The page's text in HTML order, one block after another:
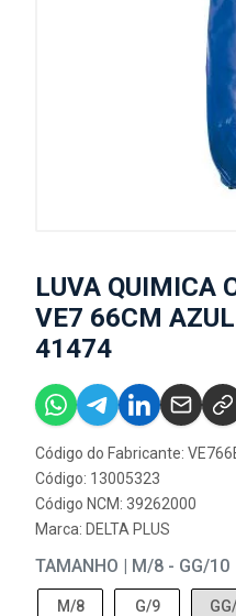
LUVA QUIMICA
VE7 66CM
41474
Código do Fabricante:
Código: 13005323
Código NCM: 39262000
Marca: DELTA PLUS
TAMANHO | M/8 - GG/10
M/8 G/9